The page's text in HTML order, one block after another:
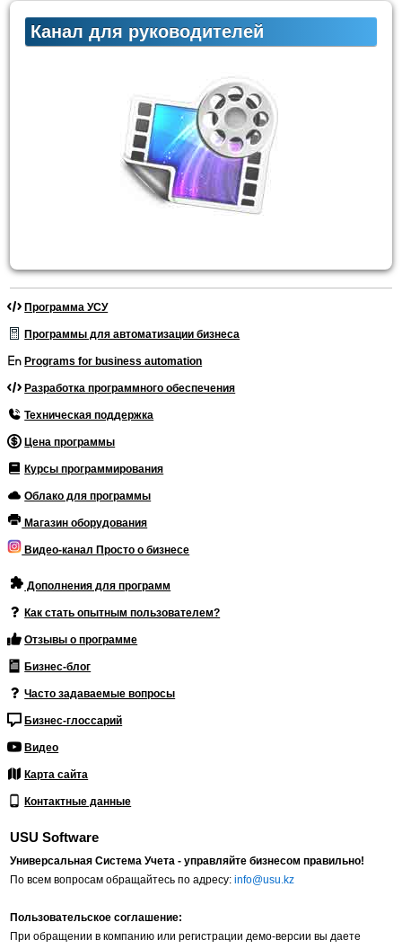
Канал для руководителей
Программа УСУ
Программы для автоматизации бизнеса
Programs for business automation
Разработка программного обеспечения
Техническая поддержка
Цена программы
Курсы программирования
Облако для программы
Магазин оборудования
Видео-канал Просто о бизнесе
Дополнения для программ
Как стать опытным пользователем?
Отзывы о программе
Бизнес-блог
Часто задаваемые вопросы
Бизнес-глоссарий
Видео
Карта сайта
Контактные данные
USU Software
Универсальная Система Учета - управляйте бизнесом правильно!
По всем вопросам обращайтесь по адресу:info@usu.kz
Пользовательское соглашение:
При обращении в компанию или регистрации демо-версии вы даете